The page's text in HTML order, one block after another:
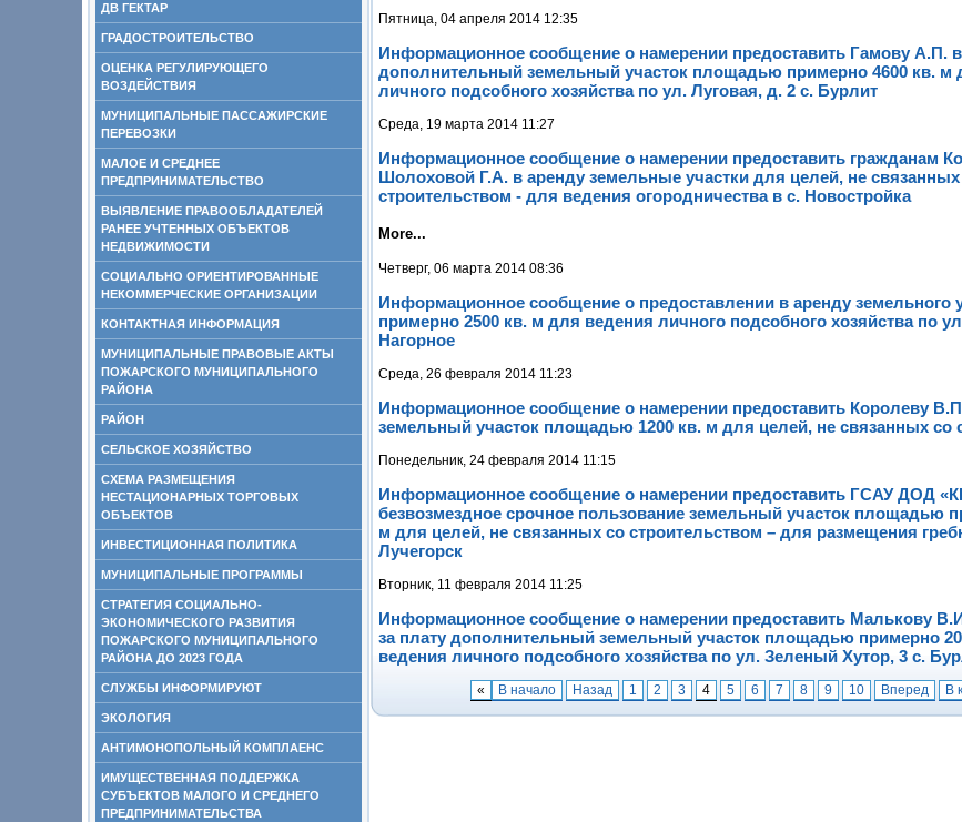
ДВ ГЕКТАР
ГРАДОСТРОИТЕЛЬСТВО
ОЦЕНКА РЕГУЛИРУЮЩЕГО
ВОЗДЕЙСТВИЯ
МУНИЦИПАЛЬНЫЕ ПАССАЖИРСКИЕ
ПЕРЕВОЗКИ
МАЛОЕ И СРЕДНЕЕ
ПРЕДПРИНИМАТЕЛЬСТВО
ВЫЯВЛЕНИЕ ПРАВООБЛАДАТЕЛЕЙ
РАНЕЕ УЧТЕННЫХ ОБЪЕКТОВ
НЕДВИЖИМОСТИ
СОЦИАЛЬНО ОРИЕНТИРОВАННЫЕ
НЕКОММЕРЧЕСКИЕ ОРГАНИЗАЦИИ
КОНТАКТНАЯ ИНФОРМАЦИЯ
МУНИЦИПАЛЬНЫЕ ПРАВОВЫЕ АКТЫ
ПОЖАРСКОГО МУНИЦИПАЛЬНОГО
РАЙОНА
РАЙОН
СЕЛЬСКОЕ ХОЗЯЙСТВО
СХЕМА РАЗМЕЩЕНИЯ
НЕСТАЦИОНАРНЫХ ТОРГОВЫХ
ОБЪЕКТОВ
ИНВЕСТИЦИОННАЯ ПОЛИТИКА
МУНИЦИПАЛЬНЫЕ ПРОГРАММЫ
СТРАТЕГИЯ СОЦИАЛЬНО-
ЭКОНОМИЧЕСКОГО РАЗВИТИЯ
ПОЖАРСКОГО МУНИЦИПАЛЬНОГО
РАЙОНА ДО 2023 ГОДА
СЛУЖБЫ ИНФОРМИРУЮТ
ЭКОЛОГИЯ
АНТИМОНОПОЛЬНЫЙ КОМПЛАЕНС
ИМУЩЕСТВЕННАЯ ПОДДЕРЖКА
СУБЪЕКТОВ МАЛОГО И СРЕДНЕГО
ПРЕДПРИНИМАТЕЛЬСТВА
Пятница, 04 апреля 2014 12:35
Информационное сообщение о намерении предоставить Гамову А.П.
дополнительный земельный участок площадью примерно 4600 кв. м
личного подсобного хозяйства по ул. Луговая, д. 2 с. Бурлит
Среда, 19 марта 2014 11:27
Информационное сообщение о намерении предоставить гражданам
Шолоховой Г.А. в аренду земельные участки для целей, не связанных
строительством - для ведения огородничества в с. Новостройка
More...
Четверг, 06 марта 2014 08:36
Информационное сообщение о предоставлении в аренду земельного
примерно 2500 кв. м для ведения личного подсобного хозяйства по
Нагорное
Среда, 26 февраля 2014 11:23
Информационное сообщение о намерении предоставить Королеву
земельный участок площадью 1200 кв. м для целей, не связанных со
Понедельник, 24 февраля 2014 11:15
Информационное сообщение о намерении предоставить ГСАУ ДОД
безвозмездное срочное пользование земельный участок площадью
м для целей, не связанных со строительством – для размещения
Лучегорск
Вторник, 11 февраля 2014 11:25
Информационное сообщение о намерении предоставить Малькову
за плату дополнительный земельный участок площадью примерно
ведения личного подсобного хозяйства по ул. Зеленый Хутор, 3 с.
« В начало Назад 1 2 3 4 5 6 7 8 9 10 Вперед В